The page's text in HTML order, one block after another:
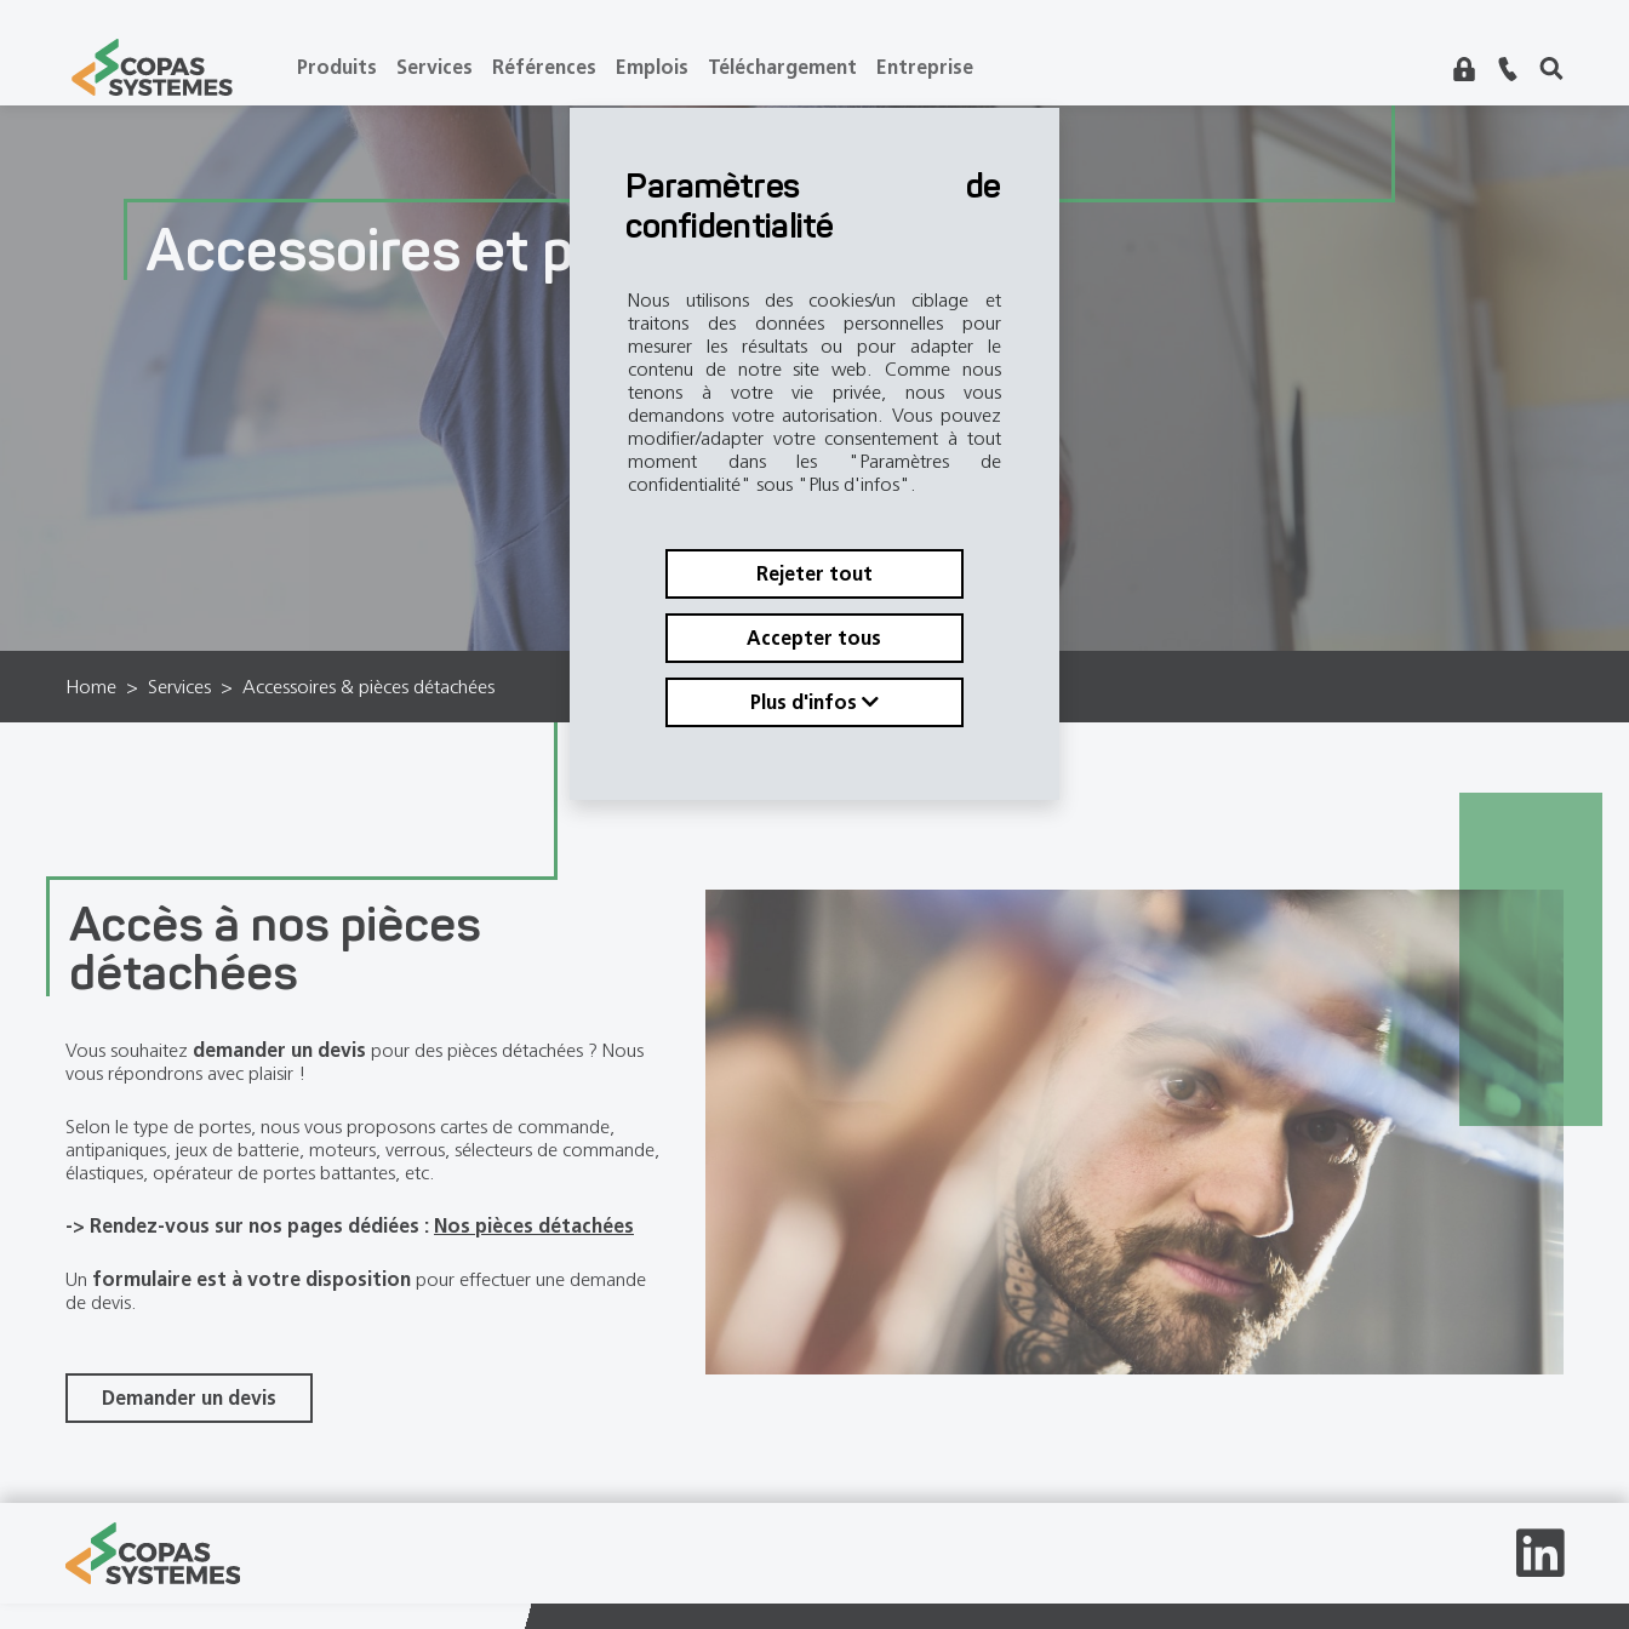
Paramètres de
confidentialité
Nous utilisons des cookies/un ciblage et
traitons des données personnelles pour
mesurer les résultats ou pour adapter le
contenu de notre site web. Comme nous
tenons à votre vie privée, nous vous
demandons votre autorisation. Vous pouvez
modifier/adapter votre consentement à tout
moment dans les "Paramètres de
confidentialité" sous "Plus d'infos".
Rejeter tout
Accepter tous
Plus d'infos
Produits Services Références Emplois Téléchargement Entreprise
Accessoires et pièces détachées
Home Services Accessoires & pièces détachées
Accès à nos pièces
détachées
Vous souhaitez demander un devis pour des pièces détachées ? Nous
vous répondrons avec plaisir !
Selon le type de portes, nous vous proposons cartes de commande,
antipaniques, jeux de batterie, moteurs, verrous, sélecteurs de commande,
élastiques, opérateur de portes battantes, etc.
-> Rendez-vous sur nos pages dédiées : Nos pièces détachées
Un formulaire est à votre disposition pour effectuer une demande
de devis.
Demander un devis